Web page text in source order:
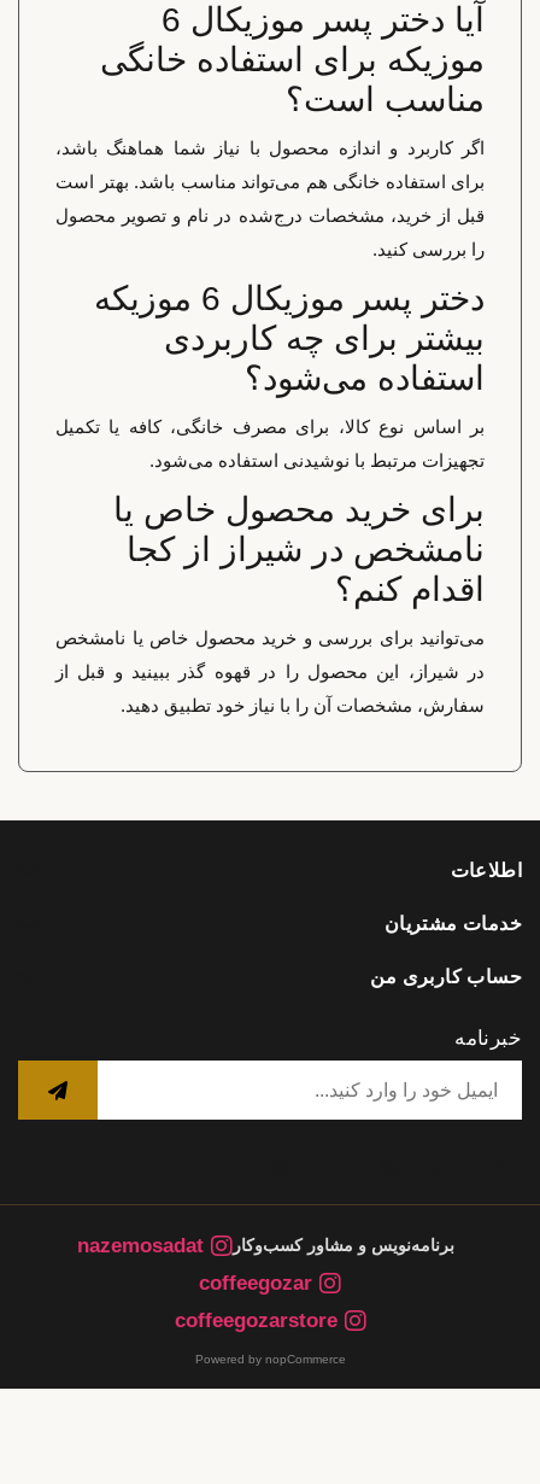
آیا دختر پسر موزیکال 6
موزیکه برای استفاده خانگی
مناسب است؟
اگر کاربرد و اندازه محصول با نیاز شما هماهنگ باشد،
برای استفاده خانگی هم می‌تواند مناسب باشد. بهتر است
قبل از خرید، مشخصات درج‌شده در نام و تصویر محصول
را بررسی کنید.
دختر پسر موزیکال 6 موزیکه
بیشتر برای چه کاربردی
استفاده می‌شود؟
بر اساس نوع کالا، برای مصرف خانگی، کافه یا تکمیل
تجهیزات مرتبط با نوشیدنی استفاده می‌شود.
برای خرید محصول خاص یا
نامشخص در شیراز از کجا
اقدام کنم؟
می‌توانید برای بررسی و خرید محصول خاص یا نامشخص
در شیراز، این محصول را در قهوه گذر ببینید و قبل از
سفارش، مشخصات آن را با نیاز خود تطبیق دهید.
اطلاعات
خدمات مشتریان
حساب کاربری من
خبرنامه
برنامه‌نویس و مشاور کسب‌وکار
nazemosadat
coffeegozar
coffeegozarstore
Powered by nopCommerce